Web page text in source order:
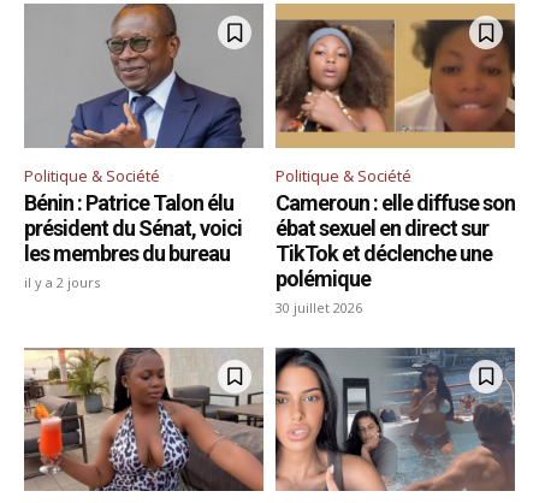
Politique & Société
Bénin : Patrice Talon élu
président du Sénat, voici
les membres du bureau
il y a 2 jours
Politique & Société
Cameroun : elle diffuse son
ébat sexuel en direct sur
TikTok et déclenche une
polémique
30 juillet 2026